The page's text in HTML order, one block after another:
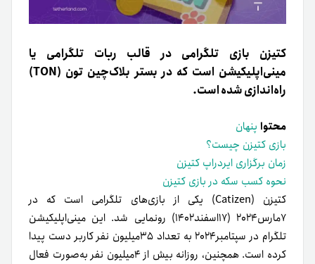
کتیزن بازی تلگرامی در قالب ربات تلگرامی یا
مینی‌اپلیکیشن است که در بستر بلاک‌چین تون (TON)
راه‌اندازی شده است.
محتوا پنهان
بازی کتیزن چیست؟
زمان برگزاری ایردراپ کتیزن
نحوه کسب سکه در بازی کتیزن
کتیزن (Catizen) یکی از بازی‌های تلگرامی است که در
۷مارس۲۰۲۴ (۱۷اسفند۱۴۰۲) رونمایی شد. این مینی‌‌اپلیکیشن
تلگرام در سپتامبر۲۰۲۴ به تعداد ۳۵میلیون نفر کاربر دست پیدا
کرده است. همچنین، روزانه بیش از ۴میلیون نفر به‌صورت فعال